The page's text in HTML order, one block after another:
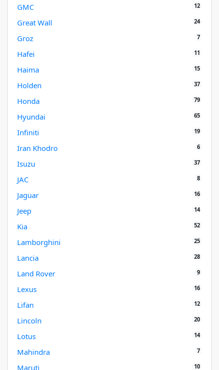
GMC 12
Great Wall 24
Groz 7
Hafei 11
Haima 15
Holden 37
Honda 79
Hyundai 65
Infiniti 19
Iran Khodro 6
Isuzu 37
JAC 8
Jaguar 16
Jeep 14
Kia 52
Lamborghini 25
Lancia 28
Land Rover 9
Lexus 16
Lifan 12
Lincoln 20
Lotus 14
Mahindra 7
Maruti 10